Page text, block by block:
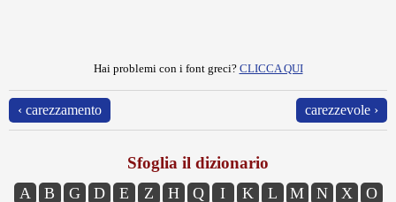
Hai problemi con i font greci? CLICCA QUI
‹ carezzamento carezzevole ›
Sfoglia il dizionario
A B G D E Z H Q I K L M N X
O